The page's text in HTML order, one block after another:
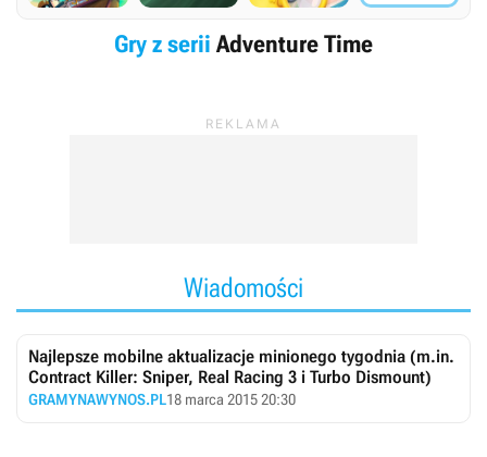
Gry z serii Adventure Time
Wiadomości
Najlepsze mobilne aktualizacje minionego tygodnia (m.in.
Contract Killer: Sniper, Real Racing 3 i Turbo Dismount)
GRAMYNAWYNOS.PL18 marca 2015 20:30